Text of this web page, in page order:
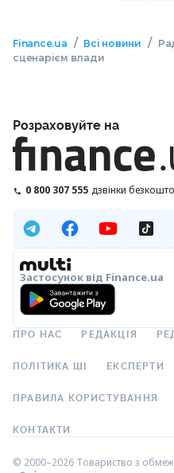
Finance.ua / Всі новини /
сценарієм влади
Розраховуйте на
0 800 307 555 дзвінки
Застосунок від Finance.ua
ПРО НАС РЕДАКЦІЯ
ПОЛІТИКА ШІ ЕКСПЕРТИ
ПРАВИЛА КОРИСТУВАННЯ
КОНТАКТИ
© 2000–2026 Товариство з